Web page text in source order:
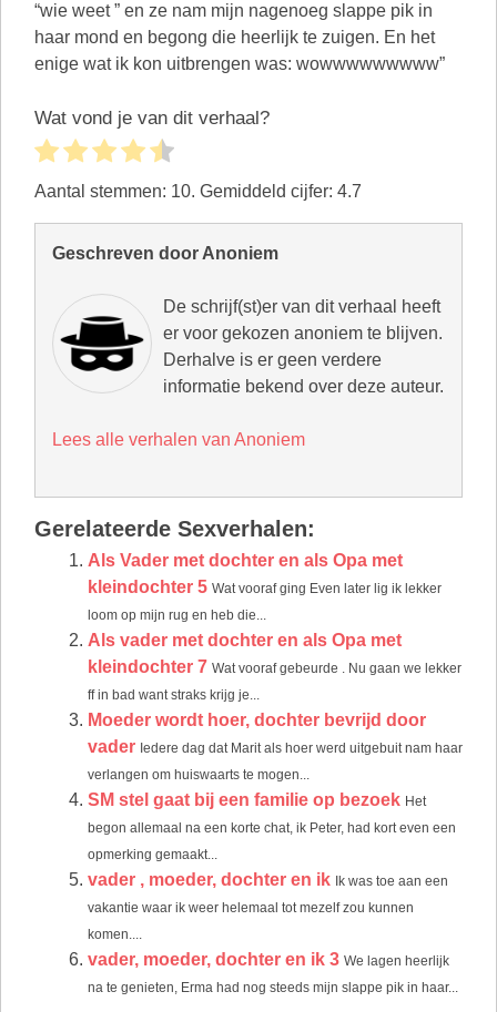
“wie weet ” en ze nam mijn nagenoeg slappe pik in
haar mond en begong die heerlijk te zuigen. En het
enige wat ik kon uitbrengen was: wowwwwwwwww”
Wat vond je van dit verhaal?
Aantal stemmen: 10. Gemiddeld cijfer: 4.7
Geschreven door Anoniem
De schrijf(st)er van dit verhaal heeft
er voor gekozen anoniem te blijven.
Derhalve is er geen verdere
informatie bekend over deze auteur.
Lees alle verhalen van Anoniem
Gerelateerde Sexverhalen:
Als Vader met dochter en als Opa met
kleindochter 5 Wat vooraf ging Even later lig ik lekker
loom op mijn rug en heb die...
Als vader met dochter en als Opa met
kleindochter 7 Wat vooraf gebeurde . Nu gaan we lekker
ff in bad want straks krijg je...
Moeder wordt hoer, dochter bevrijd door
vader Iedere dag dat Marit als hoer werd uitgebuit nam haar
verlangen om huiswaarts te mogen...
SM stel gaat bij een familie op bezoek Het
begon allemaal na een korte chat, ik Peter, had kort even een
opmerking gemaakt...
vader , moeder, dochter en ik Ik was toe aan een
vakantie waar ik weer helemaal tot mezelf zou kunnen
komen....
vader, moeder, dochter en ik 3 We lagen heerlijk
na te genieten, Erma had nog steeds mijn slappe pik in haar...